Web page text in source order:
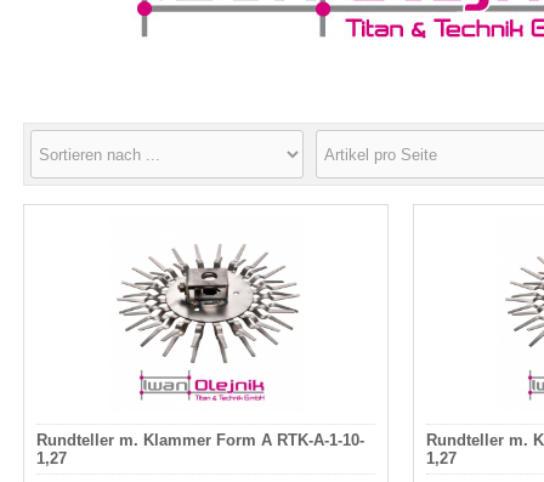
Rundteller m. Klammer Form A RTK-A-1-10-
1,27
Rundteller m.
1,27